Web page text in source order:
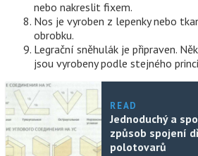
nebo nakreslit fixem.
Nos je vyroben z lepenky nebo
obrobku.
Legrační sněhulák je připraven.
jsou vyrobeny podle stejného
READ
Jednoduchý a
způsob spojení
polotovarů